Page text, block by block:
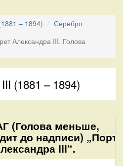
– 1894)
Серебро
Александра III. Голова
(1881 – 1894)
(Голова меньше,
до надписи)
III“.